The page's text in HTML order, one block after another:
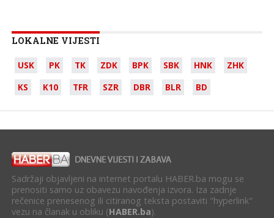
LOKALNE VIJESTI
USK PK TK ZDK BPK SBK HNK
ZHK
KS
K10 TFR SZR DBR BLR BD
Sadržaji objavljeni na internet portalu HABER.ba mogu se
prenositi samo uz obavezu navođenja izvora. Iza zadnje
rečenice prenesenog ili citiranog teksta postaviti "hyperlink"
vezu na članak u obliku (HABER.ba).